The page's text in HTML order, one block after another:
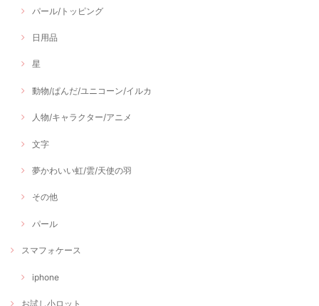
パール/トッピング
日用品
星
動物/ぱんだ/ユニコーン/イルカ
人物/キャラクター/アニメ
文字
夢かわいい虹/雲/天使の羽
その他
パール
スマフォケース
iphone
お試し小ロット